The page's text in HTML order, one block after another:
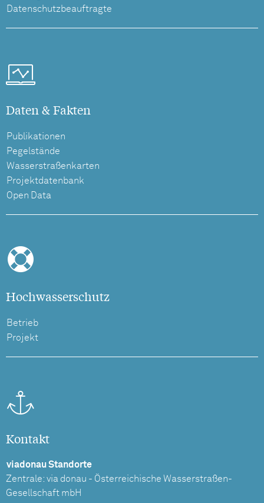
Datenschutzbeauftragte
Daten & Fakten
Publikationen
Pegelstände
Wasserstraßenkarten
Projektdatenbank
Open Data
Hochwasserschutz
Betrieb
Projekt
Kontakt
viadonau Standorte
Zentrale: via donau - Österreichische Wasserstraßen-
Gesellschaft mbH